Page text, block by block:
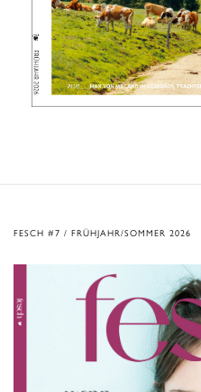
FESCH #7 / FRÜHJAHR/SOMMER 2026